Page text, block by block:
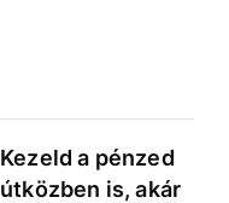
Kezeld a pénzed
útközben is, akár